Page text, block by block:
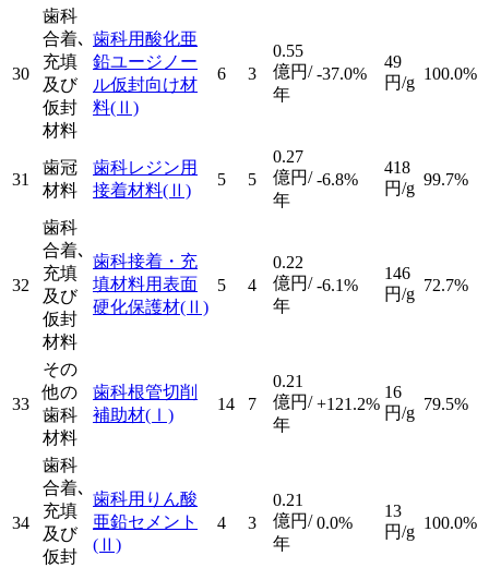
30
歯科
合着､
充填
及び
仮封
材料
歯科用酸化亜
鉛ユージノー
ル仮封向け材
料(Ⅱ)
6 3
0.55
億円/
年
-37.0%
49
円/g 100.0%
31
歯冠
材料
歯科レジン用
接着材料(Ⅱ)
5 5
0.27
億円/
年
-6.8%
418
円/g 99.7%
32
歯科
合着､
充填
及び
仮封
材料
歯科接着・充
填材料用表面
硬化保護材(Ⅱ)
5 4
0.22
億円/
年
-6.1%
146
円/g 72.7%
33
その
他の
歯科
材料
歯科根管切削
補助材(Ⅰ)
14 7
0.21
億円/
年
+121.2%
16
円/g 79.5%
34
歯科
合着､
充填
及び
仮封
歯科用りん酸
亜鉛セメント
(Ⅱ)
4 3
0.21
億円/
年
0.0%
13
円/g 100.0%